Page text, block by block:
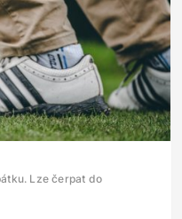
Lze čerpat do